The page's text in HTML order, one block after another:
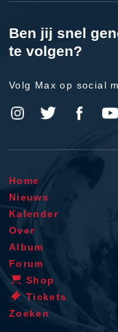
Ben jij snel
te volgen?
Volg Max op social
Home
Nieuws
Kalender
Over
Album
Forum
Shop
Tickets
Zoeken